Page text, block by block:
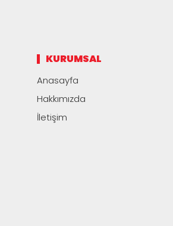
KURUMSAL
Anasayfa
Hakkımızda
İletişim